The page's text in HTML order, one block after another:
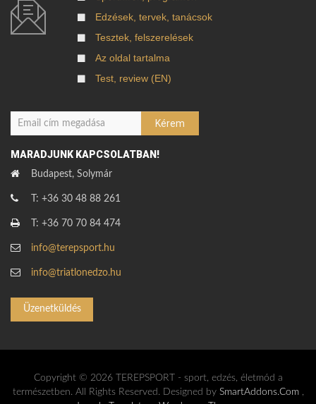
Edzések, tervek, tanácsok
Tesztek, felszerelések
Az oldal tartalma
Test, review (EN)
MARADJUNK KAPCSOLATBAN!
Budapest, Solymár
T: +36 30 48 88 261
T: +36 70 70 84 474
info@terepsport.hu
info@triatlonedzo.hu
Üzenetküldés
Copyright © 2026 TEREPSPORT - sport, edzés, életmód a
természetben. All Rights Reserved. Designed by SmartAddons.Com,